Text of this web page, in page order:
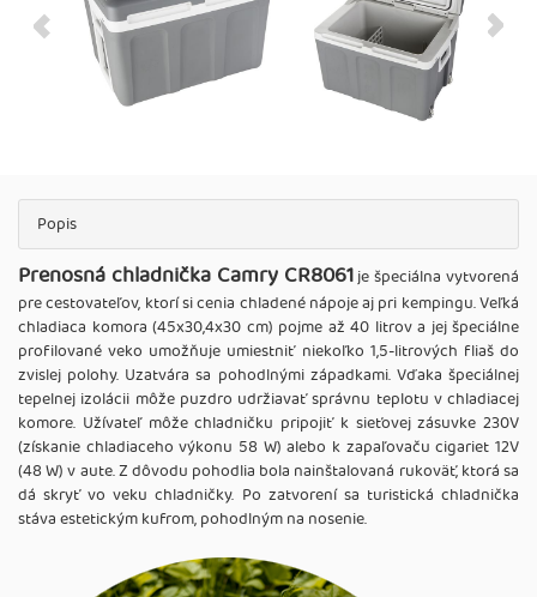
Popis
Prenosná chladnička Camry CR8061je špeciálna vytvorená
pre cestovateľov, ktorí si cenia chladené nápoje aj pri kempingu. Veľká
chladiaca komora (45x30,4x30 cm) pojme až 40 litrov a jej špeciálne
profilované veko umožňuje umiestniť niekoľko 1,5-litrových fliaš do
zvislej polohy. Uzatvára sa pohodlnými západkami. Vďaka špeciálnej
tepelnej izolácii môže puzdro udržiavať správnu teplotu v chladiacej
komore. Užívateľ môže chladničku pripojiť k sieťovej zásuvke 230V
(získanie chladiaceho výkonu 58 W) alebo k zapaľovaču cigariet 12V
(48 W) v aute. Z dôvodu pohodlia bola nainštalovaná rukoväť, ktorá sa
dá skryť vo veku chladničky. Po zatvorení sa turistická chladnička
stáva estetickým kufrom, pohodlným na nosenie.